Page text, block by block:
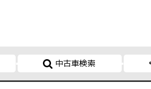
中古車検索